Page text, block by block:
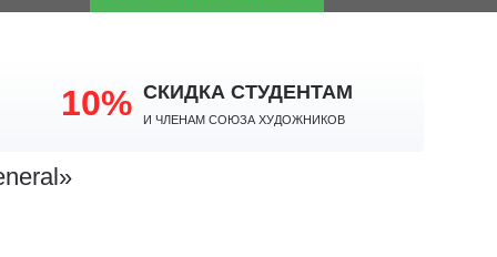
10% СКИДКА СТУДЕНТАМ
И членам Союза Художников